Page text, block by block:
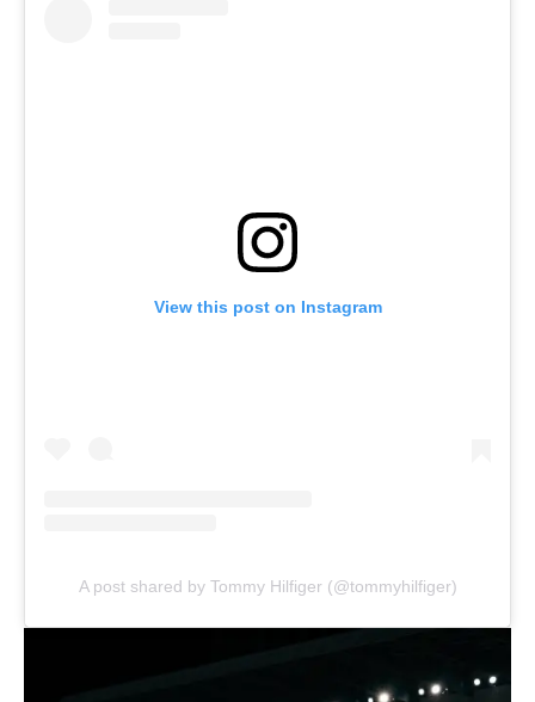
View this post on Instagram
A post shared by Tommy Hilfiger (@tommyhilfiger)